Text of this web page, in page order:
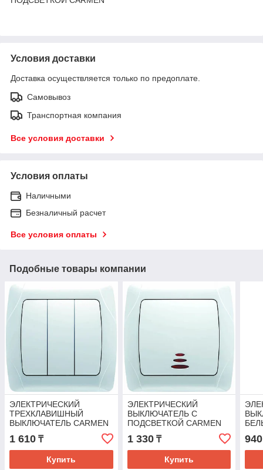
Условия доставки
Доставка осуществляется только по предоплате.
Самовывоз
Транспортная компания
Все условия доставки
Условия оплаты
Наличными
Безналичный расчет
Все условия оплаты
Подобные товары компании
ЭЛЕКТРИЧЕСКИЙ
ТРЕХКЛАВИШНЫЙ
ВЫКЛЮЧАТЕЛЬ CARMEN
БЕЛЫЙ Х3 CARMEN
BEYAZ ANAHTAR (VIKO)
1 610 ₸
Купить
ЭЛЕКТРИЧЕСКИЙ
ВЫКЛЮЧАТЕЛЬ С
ПОДСВЕТКОЙ CARMEN
1 330₸
Купить
940